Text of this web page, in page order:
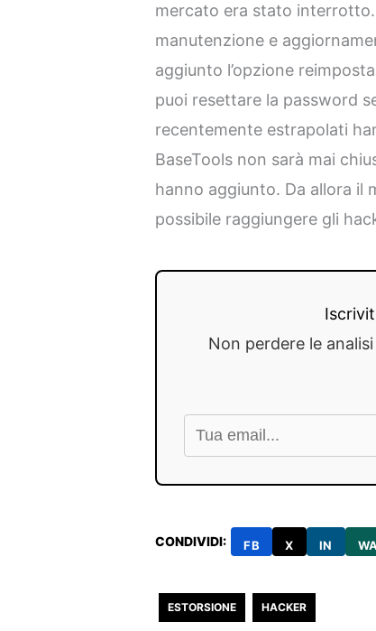
mercato era stato
manutenzione e
aggiunto l’opzione
puoi resettare la password
recentemente estrapolati
BaseTools non sarà mai
hanno aggiunto. Da allora il
possibile raggiungere gli
Non perdere le
CONDIVIDI: FB X IN
ESTORSIONE HACKER